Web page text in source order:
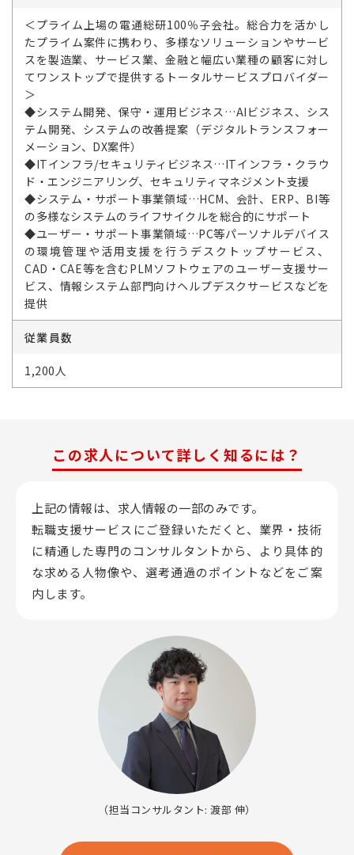
＜プライム上場の電通総研100％子会社。総合力を活かし
たプライム案件に携わり、多様なソリューションやサービ
スを製造業、サービス業、金融と幅広い業種の顧客に対し
てワンストップで提供するトータルサービスプロバイダー
＞
◆システム開発、保守・運用ビジネス…AIビジネス、シス
テム開発、システムの改善提案（デジタルトランスフォー
メーション、DX案件）
◆ITインフラ/セキュリティビジネス…ITインフラ・クラウ
ド・エンジニアリング、セキュリティマネジメント支援
◆システム・サポート事業領域…HCM、会計、ERP、BI等
の多様なシステムのライフサイクルを総合的にサポート
◆ユーザー・サポート事業領域…PC等パーソナルデバイス
の環境管理や活用支援を行うデスクトップサービス、
CAD・CAE等を含むPLMソフトウェアのユーザー支援サー
ビス、情報システム部門向けヘルプデスクサービスなどを
提供
従業員数
1,200人
この求人について詳しく知るには？
上記の情報は、求人情報の一部のみです。
転職支援サービスにご登録いただくと、業界・技術
に精通した専門のコンサルタントから、 より具体的
な求める人物像や、選考通過のポイントなどをご案
内します。
（担当コンサルタント: 渡部 伸）